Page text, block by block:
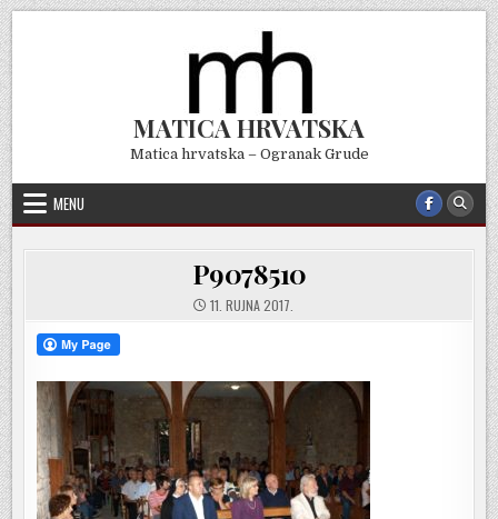
Skip
to
content
MATICA HRVATSKA
Matica hrvatska – Ogranak Grude
MENU
P9078510
11. RUJNA 2017.